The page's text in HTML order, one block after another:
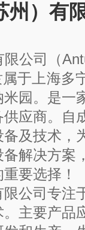
州）有
公司（
属于上海多
园。是一
应商。自
及技术，
解决方案
要选择！
公司 专注
主要产品